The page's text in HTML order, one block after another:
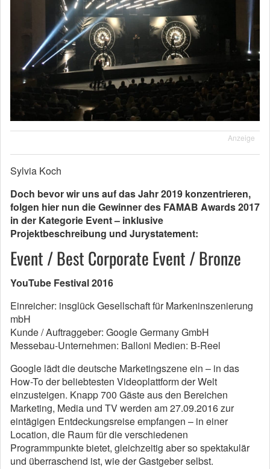
Anzeige
Sylvia Koch
Doch bevor wir uns auf das Jahr 2019 konzentrieren,
folgen hier nun die Gewinner des FAMAB Awards 2017
in der Kategorie Event – inklusive
Projektbeschreibung und Jurystatement:
Event / Best Corporate Event / Bronze
YouTube Festival 2016
Einreicher: insglück Gesellschaft für Markeninszenierung
mbH
Kunde / Auftraggeber: Google Germany GmbH
Messebau-Unternehmen: Balloni Medien: B-Reel
Google lädt die deutsche Marketingszene ein – in das
How-To der beliebtesten Videoplattform der Welt
einzusteigen. Knapp 700 Gäste aus den Bereichen
Marketing, Media und TV werden am 27.09.2016 zur
eintägigen Entdeckungsreise empfangen – in einer
Location, die Raum für die verschiedenen
Programmpunkte bietet, gleichzeitig aber so spektakulär
und überraschend ist, wie der Gastgeber selbst.